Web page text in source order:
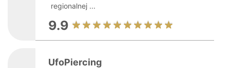
regionalnej ...
9.9
UfoPiercing